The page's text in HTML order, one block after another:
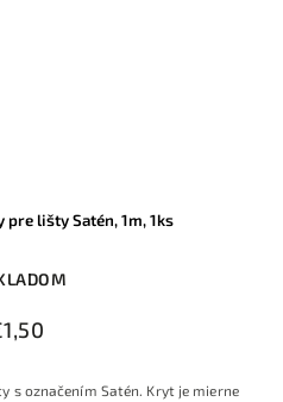
lišty Satén, 1m, 1ks
s označením Satén. Kryt je mierne